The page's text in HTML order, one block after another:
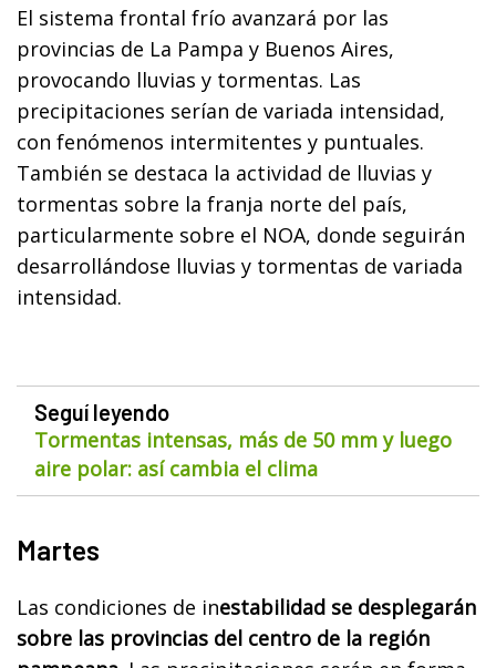
El sistema frontal frío avanzará por las
provincias de La Pampa y Buenos Aires,
provocando lluvias y tormentas. Las
precipitaciones serían de variada intensidad,
con fenómenos intermitentes y puntuales.
También se destaca la actividad de lluvias y
tormentas sobre la franja norte del país,
particularmente sobre el NOA, donde seguirán
desarrollándose lluvias y tormentas de variada
intensidad.
Seguí leyendo
Tormentas intensas, más de 50 mm y luego
aire polar: así cambia el clima
Martes
Las condiciones de inestabilidad se desplegarán
sobre las provincias del centro de la región